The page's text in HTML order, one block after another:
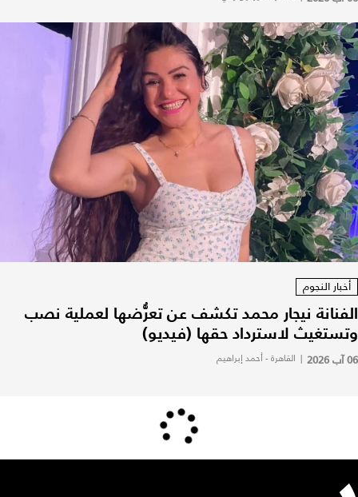
أخبار النجوم
الفنانة نيجار محمد تكشف عن تعرُّضها لعملية نصب
وتستغيث لاسترداد حقها (فيديو)
06 آب 2026 | القاهرة - أحمد إبراهيم